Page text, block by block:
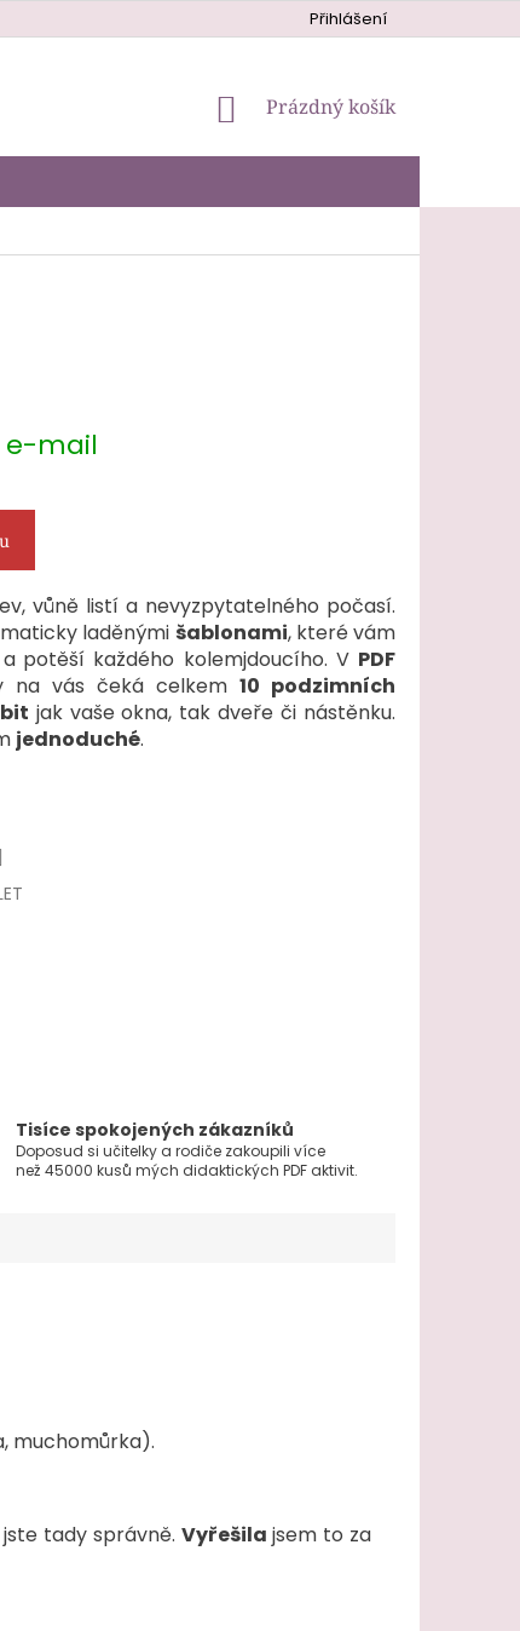
Přihlášení
NÁKUPNÍ
Prázdný košík
e-mail
vůně listí a nevyzpytatelného počasí.
laděnými šablonami, které vám
a potěší každého kolemjdoucího. V PDF
na vás čeká celkem 10 podzimních
jak vaše okna, tak dveře či nástěnku.
jednoduché.
Tisíce spokojených zákazníků
Doposud si učitelky a rodiče zakoupili více
než 45000 kusů mých didaktických PDF aktivit.
muchomůrka).
jste tady správně. Vyřešila jsem to za